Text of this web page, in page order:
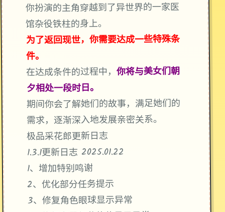
你扮演的主角穿越到了异世界的一家医
馆杂役铁柱的身上。
为了返回现世，你需要达成一些特殊条
件。
在达成条件的过程中，你将与美女们朝
夕相处一段时日。
期间你会了解她们的故事，满足她们的
需求，逐渐深入地发展亲密关系。
极品采花郎更新日志
1.3.1更新日志 2025.01.22
1、增加特别鸣谢
2、优化部分任务提示
3、修复角色眼球显示异常